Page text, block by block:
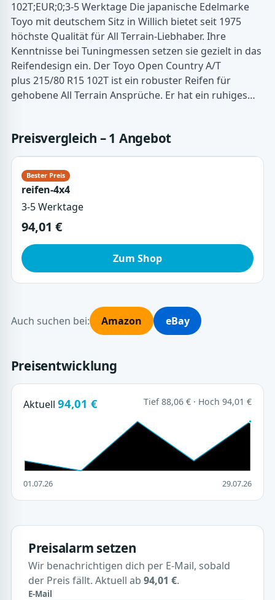
102T;EUR;0;3-5 Werktage Die japanische Edelmarke
Toyo mit deutschem Sitz in Willich bietet seit 1975
höchste Qualität für All Terrain-Liebhaber. Ihre
Kenntnisse bei Tuningmessen setzen sie gezielt in das
Reifendesign ein. Der Toyo Open Country A/T
plus 215/80 R15 102T ist ein robuster Reifen für
gehobene All Terrain Ansprüche. Er hat ein ruhiges…
Preisvergleich – 1 Angebot
reifen-4x4
3-5 Werktage
94,01 €
Zum Shop
Auch suchen bei: Amazon eBay
Preisentwicklung
Aktuell 94,01 € Tief 88,06 € · Hoch 94,01 €
01.07.26 29.07.26
Preisalarm setzen
Wir benachrichtigen dich per E-Mail, sobald
der Preis fällt. Aktuell ab 94,01 €.
E-Mail